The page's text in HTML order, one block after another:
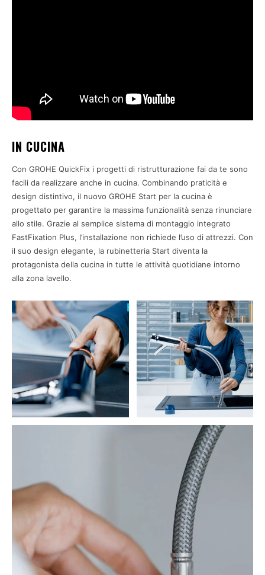
IN CUCINA
Con GROHE QuickFix i progetti di ristrutturazione fai da te sono
facili da realizzare anche in cucina. Combinando praticità e
design distintivo, il nuovo GROHE Start per la cucina è
progettato per garantire la massima funzionalità senza rinunciare
allo stile. Grazie al semplice sistema di montaggio integrato
FastFixation Plus, l’installazione non richiede l’uso di attrezzi. Con
il suo design elegante, la rubinetteria Start diventa la
protagonista della cucina in tutte le attività quotidiane intorno
alla zona lavello.